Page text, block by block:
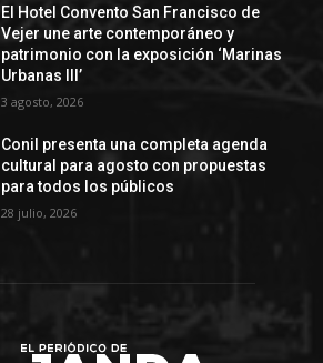
El Hotel Convento San Francisco de
Vejer une arte contemporáneo y
patrimonio con la exposición ‘Marinas
Urbanas III’
3 agosto, 2026
Conil presenta una completa agenda
cultural para agosto con propuestas
para todos los públicos
28 julio, 2026